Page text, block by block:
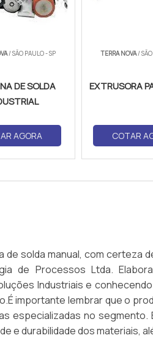
/ SÃO PAULO - SP
DE SOLDA
AGORA
TERRA NOVA/
EXTRUSORA
COTAR
de solda manual, com certeza
de Processos Ltda.
Industriais e
importante lembrar que o
especializadas no segmento.
e durabilidade dos materiais,